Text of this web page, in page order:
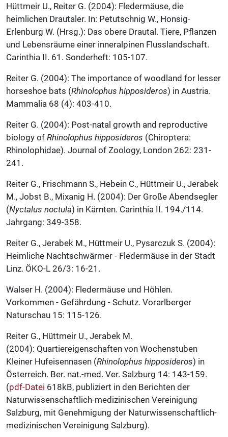
Hüttmeir U., Reiter G. (2004): Fledermäuse, die
heimlichen Drautaler. In: Petutschnig W., Honsig-
Erlenburg W. (Hrsg.): Das obere Drautal. Tiere, Pflanzen
und Lebensräume einer inneralpinen Flusslandschaft.
Carinthia II. 61. Sonderheft: 105-107.
Reiter G. (2004): The importance of woodland for lesser
horseshoe bats (Rhinolophus hipposideros) in Austria.
Mammalia 68 (4): 403-410.
Reiter G. (2004): Post-natal growth and reproductive
biology of Rhinolophus hipposideros (Chiroptera:
Rhinolophidae). Journal of Zoology, London 262: 231-
241.
Reiter G., Frischmann S., Hebein C., Hüttmeir U., Jerabek
M., Jobst B., Mixanig H. (2004): Der Große Abendsegler
(Nyctalus noctula) in Kärnten. Carinthia II. 194./114.
Jahrgang: 349-358.
Reiter G., Jerabek M., Hüttmeir U., Pysarczuk S. (2004):
Heimliche Nachtschwärmer - Fledermäuse in der Stadt
Linz. ÖKO-L 26/3: 16-21.
Walser H. (2004): Fledermäuse und Höhlen.
Vorkommen - Gefährdung - Schutz. Vorarlberger
Naturschau 15: 115-126.
Reiter G., Hüttmeir U., Jerabek M.
(2004): Quartiereigenschaften von Wochenstuben
Kleiner Hufeisennasen (Rhinolophus hipposideros) in
Österreich. Ber. nat.-med. Ver. Salzburg 14: 143-159.
(pdf-Datei 618kB, publiziert in den Berichten der
Naturwissenschaftlich-medizinischen Vereinigung
Salzburg, mit Genehmigung der Naturwissenschaftlich-
medizinischen Vereinigung Salzburg).